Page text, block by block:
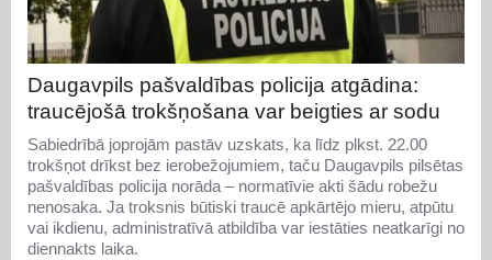
Daugavpils pašvaldības policija atgādina:
traucējošā trokšņošana var beigties ar sodu
Sabiedrībā joprojām pastāv uzskats, ka līdz plkst. 22.00
trokšņot drīkst bez ierobežojumiem, taču Daugavpils pilsētas
pašvaldības policija norāda – normatīvie akti šādu robežu
nenosaka. Ja troksnis būtiski traucē apkārtējo mieru, atpūtu
vai ikdienu, administratīvā atbildība var iestāties neatkarīgi no
diennakts laika.